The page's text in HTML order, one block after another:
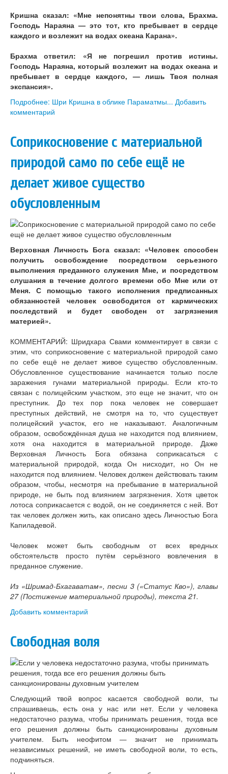
Кришна сказал: «Мне непонятны твои слова, Брахма.
Господь Нараяна — это тот, кто пребывает в сердце
каждого и возлежит на водах океана Карана».
Брахма ответил: «Я не погрешил против истины.
Господь Нараяна, который возлежит на водах океана и
пребывает в сердце каждого, — лишь Твоя полная
экспансия».
Подробнее: Шри Кришна в облике Параматмы... Добавить
комментарий
Соприкосновение с материальной
природой само по себе ещё не
делает живое существо
обусловленным
Верховная Личность Бога сказал: «Человек способен
получить освобождение посредством серьезного
выполнения преданного служения Мне, и посредством
слушания в течение долгого времени обо Мне или от
Меня. С помощью такого исполнения предписанных
обязанностей человек освободится от кармических
последствий и будет свободен от загрязнения
материей».
КОММЕНТАРИЙ: Шридхара Свами комментирует в связи с
этим, что соприкосновение с материальной природой само
по себе ещё не делает живое существо обусловленным.
Обусловленное существование начинается только после
заражения гунами материальной природы. Если кто-то
связан с полицейским участком, это еще не значит, что он
преступник. До тех пор пока человек не совершает
преступных действий, не смотря на то, что существует
полицейский участок, его не наказывают. Аналогичным
образом, освобождённая душа не находится под влиянием,
хотя она находится в материальной природе. Даже
Верховная Личность Бога обязана соприкасаться с
материальной природой, когда Он нисходит, но Он не
находится под влиянием. Человек должен действовать таким
образом, чтобы, несмотря на пребывание в материальной
природе, не быть под влиянием загрязнения. Хотя цветок
лотоса соприкасается с водой, он не соединяется с ней. Вот
так человек должен жить, как описано здесь Личностью Бога
Капиладевой.
Человек может быть свободным от всех вредных
обстоятельств просто путём серьёзного вовлечения в
преданное служение.
Из «Шримад-Бхагаватам», песни 3 («Статус Кво»), главы
27 (Постижение материальной природы), текста 21.
Добавить комментарий
Свободная воля
Следующий твой вопрос касается свободной воли, ты
спрашиваешь, есть она у нас или нет. Если у человека
недостаточно разума, чтобы принимать решения, тогда все
его решения должны быть санкционированы духовным
учителем. Быть неофитом — значит не принимать
независимых решений, не иметь свободной воли, то есть,
подчиняться.